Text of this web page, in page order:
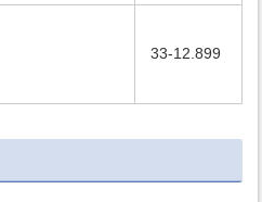
33-12.899